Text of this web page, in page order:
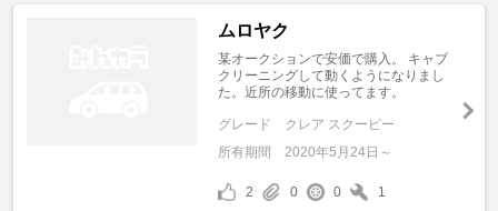
ムロヤク
某オークションで安価で購入。 キャブ
クリーニングして動くようになりまし
た。近所の移動に使ってます。
グレード
クレア スクーピー
所有期間
2020年5月24日～
2 0 0 1